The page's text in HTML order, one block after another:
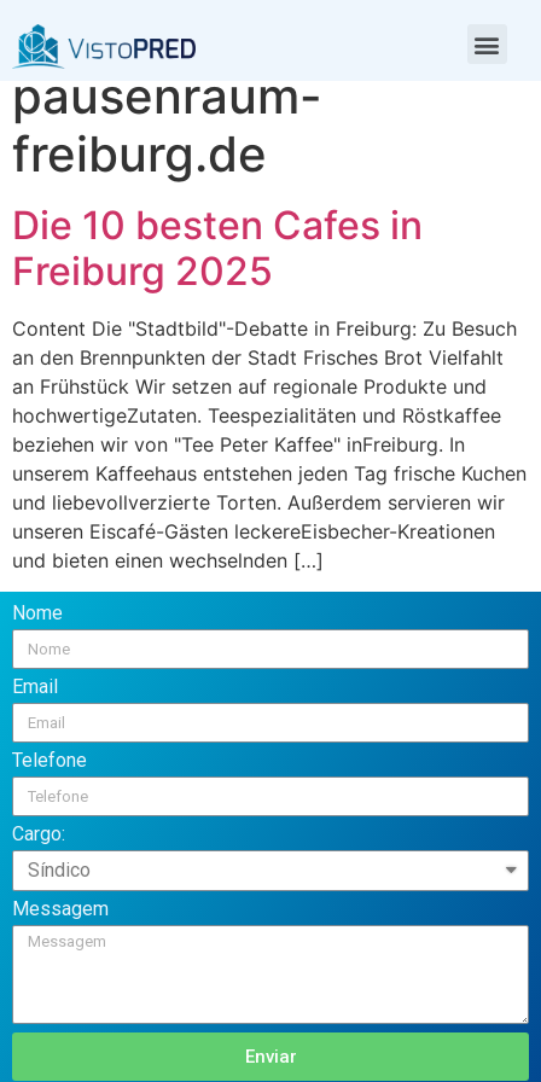
Categoria:
pausenraum-
freiburg.de
Die 10 besten Cafes in
Freiburg 2025
Content Die "Stadtbild"-Debatte in Freiburg: Zu Besuch
an den Brennpunkten der Stadt Frisches Brot Vielfahlt
an Frühstück Wir setzen auf regionale Produkte und
hochwertigeZutaten. Teespezialitäten und Röstkaffee
beziehen wir von "Tee Peter Kaffee" inFreiburg. In
unserem Kaffeehaus entstehen jeden Tag frische Kuchen
und liebevollverzierte Torten. Außerdem servieren wir
unseren Eiscafé-Gästen leckereEisbecher-Kreationen
und bieten einen wechselnden […]
Nome
Email
Telefone
Cargo:
Messagem
Enviar